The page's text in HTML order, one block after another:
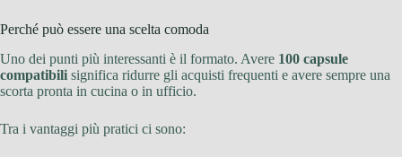
Perché può essere una scelta comoda
Uno dei punti più interessanti è il formato. Avere 100 capsule
compatibili significa ridurre gli acquisti frequenti e avere sempre una
scorta pronta in cucina o in ufficio.
Tra i vantaggi più pratici ci sono: